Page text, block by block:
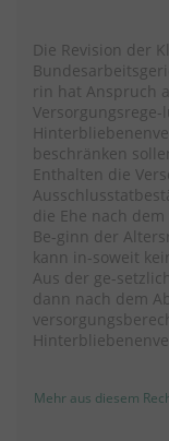
Die Revision der
rin hat Anspruch
beschränken
Enthalten die
die Ehe nach
Be-ginn der
kann in-soweit
Aus der ge-
dann nach dem
Mehr aus diesem